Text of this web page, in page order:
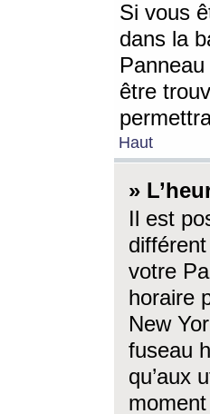
Si vous
dans la
être
Haut
»
Il est
votre
horaire
New
fuseau
qu’aux